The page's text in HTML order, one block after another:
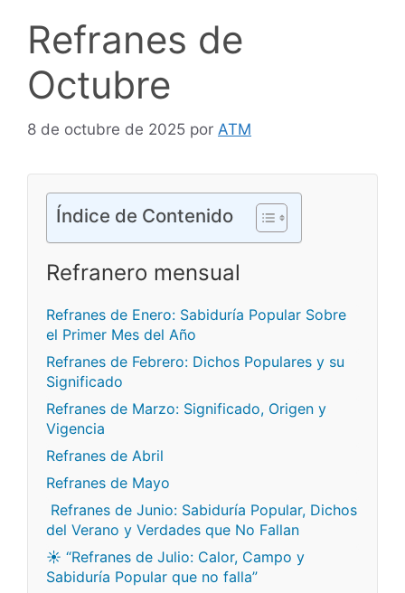
Refranes de
Octubre
8 de octubre de 2025 por ATM
Índice de Contenido
Refranero mensual
Refranes de Enero: Sabiduría Popular Sobre
el Primer Mes del Año
Refranes de Febrero: Dichos Populares y su
Significado
Refranes de Marzo: Significado, Origen y
Vigencia
Refranes de Abril
Refranes de Mayo
Refranes de Junio: Sabiduría Popular, Dichos
del Verano y Verdades que No Fallan
☀️ “Refranes de Julio: Calor, Campo y
Sabiduría Popular que no falla”